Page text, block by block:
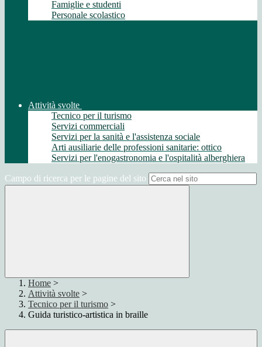
Famiglie e studenti
Personale scolastico
Attività svolte
Tecnico per il turismo
Servizi commerciali
Servizi per la sanità e l'assistenza sociale
Arti ausiliarie delle professioni sanitarie: ottico
Servizi per l'enogastronomia e l'ospitalità alberghiera
Campo di ricerca per le pagine del sito
Home >
Attività svolte >
Tecnico per il turismo >
Guida turistico-artistica in braille